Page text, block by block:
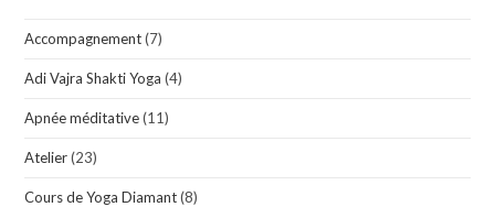
Accompagnement (7)
Adi Vajra Shakti Yoga (4)
Apnée méditative (11)
Atelier (23)
Cours de Yoga Diamant (8)